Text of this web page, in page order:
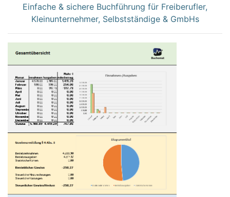
Einfache & sichere Buchführung für Freiberufler,
Kleinunternehmer, Selbstständige & GmbHs